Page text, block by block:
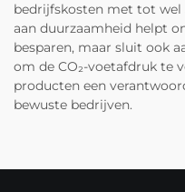
bedrijfskosten met tot wel
aan duurzaamheid helpt
besparen, maar sluit ook
om de CO₂-voetafdruk te
producten een
bewuste bedrijven.